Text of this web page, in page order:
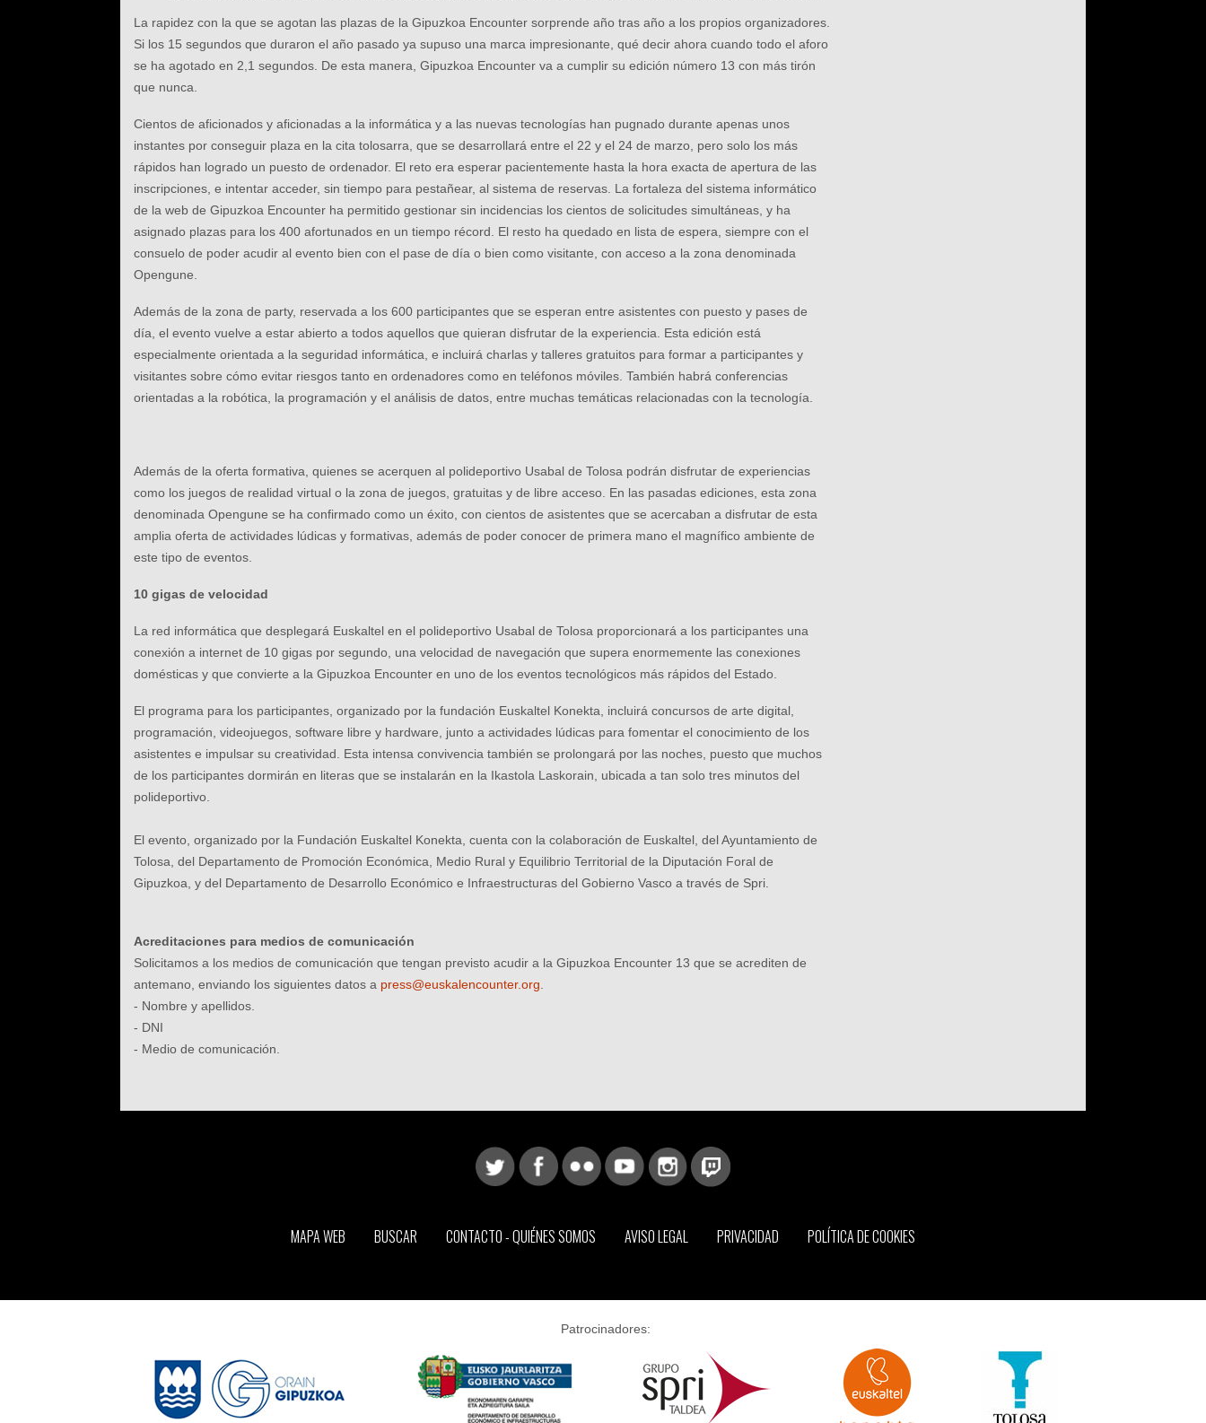
La rapidez con la que se agotan las plazas de la Gipuzkoa Encounter sorprende año tras año a los propios organizadores.
Si los 15 segundos que duraron el año pasado ya supuso una marca impresionante, qué decir ahora cuando todo el aforo
se ha agotado en 2,1 segundos. De esta manera, Gipuzkoa Encounter va a cumplir su edición número 13 con más tirón
que nunca.
Cientos de aficionados y aficionadas a la informática y a las nuevas tecnologías han pugnado durante apenas unos
instantes por conseguir plaza en la cita tolosarra, que se desarrollará entre el 22 y el 24 de marzo, pero solo los más
rápidos han logrado un puesto de ordenador. El reto era esperar pacientemente hasta la hora exacta de apertura de las
inscripciones, e intentar acceder, sin tiempo para pestañear, al sistema de reservas. La fortaleza del sistema informático
de la web de Gipuzkoa Encounter ha permitido gestionar sin incidencias los cientos de solicitudes simultáneas, y ha
asignado plazas para los 400 afortunados en un tiempo récord. El resto ha quedado en lista de espera, siempre con el
consuelo de poder acudir al evento bien con el pase de día o bien como visitante, con acceso a la zona denominada
Opengune.
Además de la zona de party, reservada a los 600 participantes que se esperan entre asistentes con puesto y pases de
día, el evento vuelve a estar abierto a todos aquellos que quieran disfrutar de la experiencia. Esta edición está
especialmente orientada a la seguridad informática, e incluirá charlas y talleres gratuitos para formar a participantes y
visitantes sobre cómo evitar riesgos tanto en ordenadores como en teléfonos móviles. También habrá conferencias
orientadas a la robótica, la programación y el análisis de datos, entre muchas temáticas relacionadas con la tecnología.
Además de la oferta formativa, quienes se acerquen al polideportivo Usabal de Tolosa podrán disfrutar de experiencias
como los juegos de realidad virtual o la zona de juegos, gratuitas y de libre acceso. En las pasadas ediciones, esta zona
denominada Opengune se ha confirmado como un éxito, con cientos de asistentes que se acercaban a disfrutar de esta
amplia oferta de actividades lúdicas y formativas, además de poder conocer de primera mano el magnífico ambiente de
este tipo de eventos.
10 gigas de velocidad
La red informática que desplegará Euskaltel en el polideportivo Usabal de Tolosa proporcionará a los participantes una
conexión a internet de 10 gigas por segundo, una velocidad de navegación que supera enormemente las conexiones
domésticas y que convierte a la Gipuzkoa Encounter en uno de los eventos tecnológicos más rápidos del Estado.
El programa para los participantes, organizado por la fundación Euskaltel Konekta, incluirá concursos de arte digital,
programación, videojuegos, software libre y hardware, junto a actividades lúdicas para fomentar el conocimiento de los
asistentes e impulsar su creatividad. Esta intensa convivencia también se prolongará por las noches, puesto que muchos
de los participantes dormirán en literas que se instalarán en la Ikastola Laskorain, ubicada a tan solo tres minutos del
polideportivo.
El evento, organizado por la Fundación Euskaltel Konekta, cuenta con la colaboración de Euskaltel, del Ayuntamiento de
Tolosa, del Departamento de Promoción Económica, Medio Rural y Equilibrio Territorial de la Diputación Foral de
Gipuzkoa, y del Departamento de Desarrollo Económico e Infraestructuras del Gobierno Vasco a través de Spri.
Acreditaciones para medios de comunicación
Solicitamos a los medios de comunicación que tengan previsto acudir a la Gipuzkoa Encounter 13 que se acrediten de
antemano, enviando los siguientes datos a press@euskalencounter.org
- Nombre y apellidos.
- DNI
- Medio de comunicación.
MAPA WEB BUSCAR CONTACTO - QUIÉNES SOMOS AVISO LEGAL PRIVACIDAD POLÍTICA DE COOKIES
Patrocinadores: